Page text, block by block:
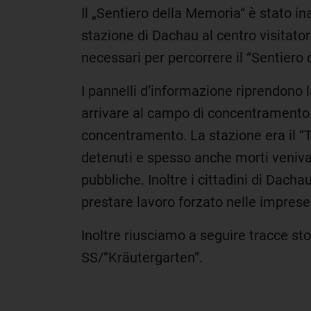
Il „Sentiero della Memoria“ è stato
stazione di Dachau al centro
necessari per percorrere il “Sentiero
I pannelli d’informazione
arrivare al campo di
concentramento. La stazione era il
detenuti e spesso anche morti
pubbliche. Inoltre i cittadini di
prestare lavoro forzato nelle
Inoltre riusciamo a seguire tracce
SS/”Kräutergarten”.